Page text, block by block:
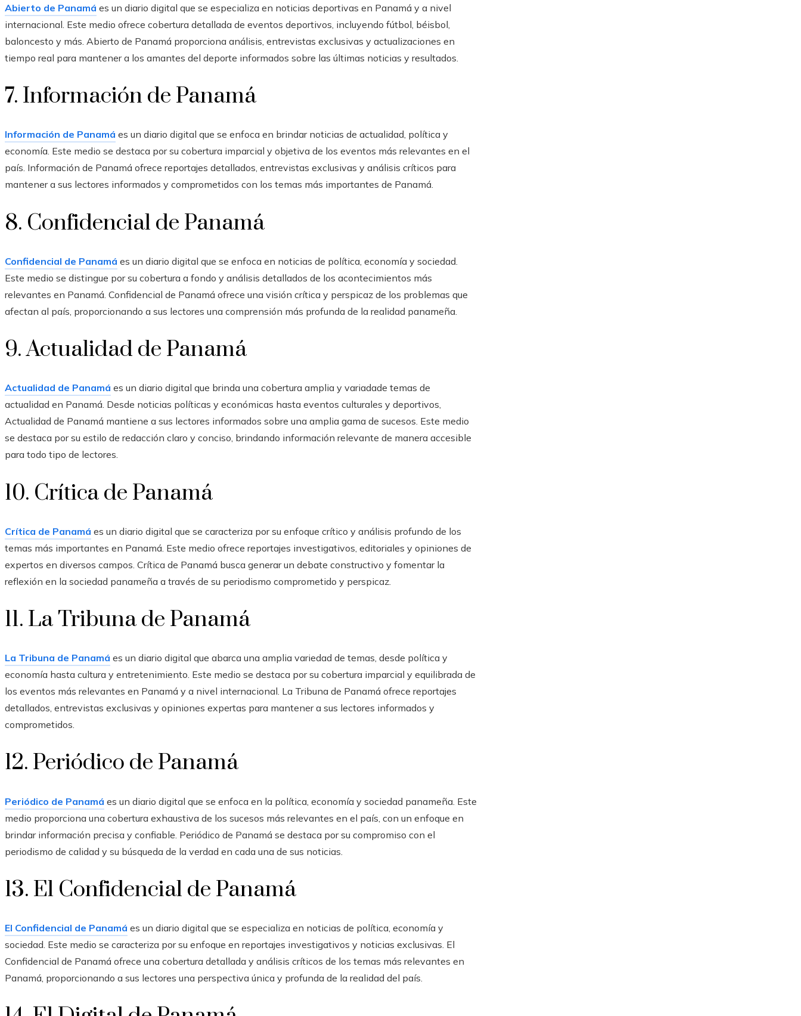
Abierto de Panamá es un diario digital que se especializa en noticias deportivas en Panamá y a nivel
internacional. Este medio ofrece cobertura detallada de eventos deportivos, incluyendo fútbol, béisbol,
baloncesto y más. Abierto de Panamá proporciona análisis, entrevistas exclusivas y actualizaciones en
tiempo real para mantener a los amantes del deporte informados sobre las últimas noticias y resultados.
7. Información de Panamá
Información de Panamá es un diario digital que se enfoca en brindar noticias de actualidad, política y
economía. Este medio se destaca por su cobertura imparcial y objetiva de los eventos más relevantes en el
país. Información de Panamá ofrece reportajes detallados, entrevistas exclusivas y análisis críticos para
mantener a sus lectores informados y comprometidos con los temas más importantes de Panamá.
8. Confidencial de Panamá
Confidencial de Panamá es un diario digital que se enfoca en noticias de política, economía y sociedad.
Este medio se distingue por su cobertura a fondo y análisis detallados de los acontecimientos más
relevantes en Panamá. Confidencial de Panamá ofrece una visión crítica y perspicaz de los problemas que
afectan al país, proporcionando a sus lectores una comprensión más profunda de la realidad panameña.
9. Actualidad de Panamá
Actualidad de Panamá es un diario digital que brinda una cobertura amplia y variadade temas de
actualidad en Panamá. Desde noticias políticas y económicas hasta eventos culturales y deportivos,
Actualidad de Panamá mantiene a sus lectores informados sobre una amplia gama de sucesos. Este medio
se destaca por su estilo de redacción claro y conciso, brindando información relevante de manera accesible
para todo tipo de lectores.
10. Crítica de Panamá
Crítica de Panamá es un diario digital que se caracteriza por su enfoque crítico y análisis profundo de los
temas más importantes en Panamá. Este medio ofrece reportajes investigativos, editoriales y opiniones de
expertos en diversos campos. Crítica de Panamá busca generar un debate constructivo y fomentar la
reflexión en la sociedad panameña a través de su periodismo comprometido y perspicaz.
11. La Tribuna de Panamá
La Tribuna de Panamá es un diario digital que abarca una amplia variedad de temas, desde política y
economía hasta cultura y entretenimiento. Este medio se destaca por su cobertura imparcial y equilibrada de
los eventos más relevantes en Panamá y a nivel internacional. La Tribuna de Panamá ofrece reportajes
detallados, entrevistas exclusivas y opiniones expertas para mantener a sus lectores informados y
comprometidos.
12. Periódico de Panamá
Periódico de Panamá es un diario digital que se enfoca en la política, economía y sociedad panameña. Este
medio proporciona una cobertura exhaustiva de los sucesos más relevantes en el país, con un enfoque en
brindar información precisa y confiable. Periódico de Panamá se destaca por su compromiso con el
periodismo de calidad y su búsqueda de la verdad en cada una de sus noticias.
13. El Confidencial de Panamá
El Confidencial de Panamá es un diario digital que se especializa en noticias de política, economía y
sociedad. Este medio se caracteriza por su enfoque en reportajes investigativos y noticias exclusivas. El
Confidencial de Panamá ofrece una cobertura detallada y análisis críticos de los temas más relevantes en
Panamá, proporcionando a sus lectores una perspectiva única y profunda de la realidad del país.